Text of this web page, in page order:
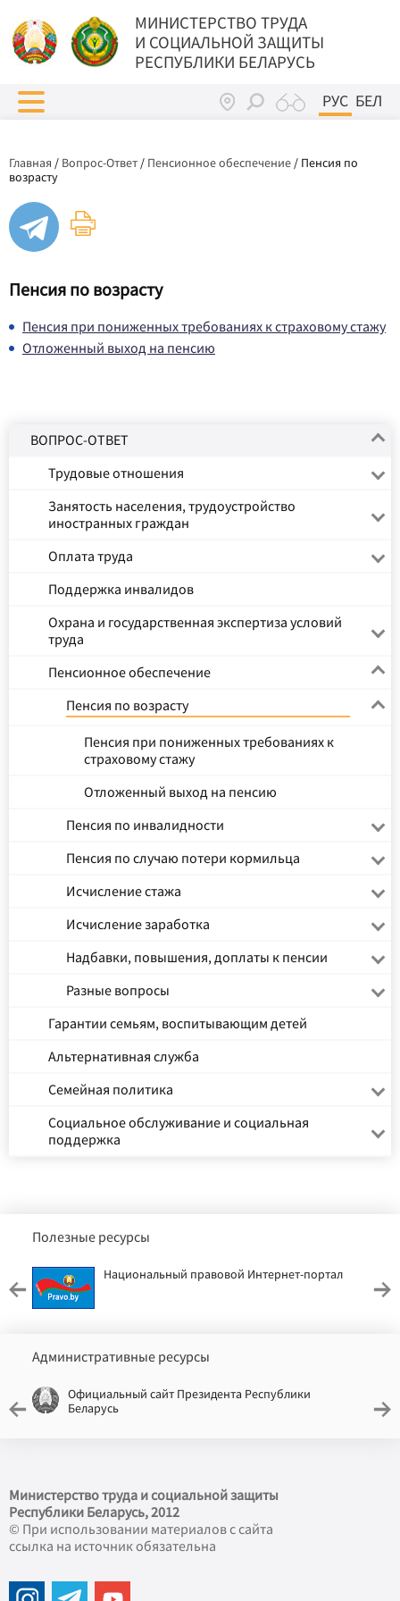
МИНИСТЕРСТВО ТРУДА
И СОЦИАЛЬНОЙ ЗАЩИТЫ
РЕСПУБЛИКИ БЕЛАРУСЬ
РУС БЕЛ
Главная / Вопрос-Ответ / Пенсионное обеспечение / Пенсия по
возрасту
Пенсия по возрасту
Пенсия при пониженных требованиях к страховому стажу
Отложенный выход на пенсию
ВОПРОС-ОТВЕТ
Трудовые отношения
Занятость населения, трудоустройство
иностранных граждан
Оплата труда
Поддержка инвалидов
Охрана и государственная экспертиза условий
труда
Пенсионное обеспечение
Пенсия по возрасту
Пенсия при пониженных требованиях к
страховому стажу
Отложенный выход на пенсию
Пенсия по инвалидности
Пенсия по случаю потери кормильца
Исчисление стажа
Исчисление заработка
Надбавки, повышения, доплаты к пенсии
Разные вопросы
Гарантии семьям, воспитывающим детей
Альтернативная служба
Семейная политика
Социальное обслуживание и социальная
поддержка
Полезные ресурсы
Национальный правовой Интернет-портал
Административные ресурсы
Официальный сайт Президента Республики
Беларусь
Министерство труда и социальной защиты
Республики Беларусь, 2012
© При использовании материалов с сайта
ссылка на источник обязательна